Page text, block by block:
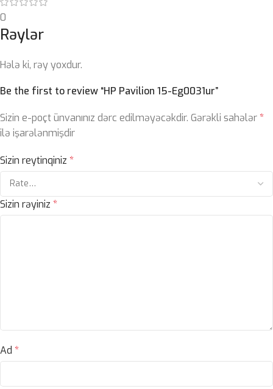
0
Rəylər
Hələ ki, rəy yoxdur.
Be the first to review “HP Pavilion 15-Eg0031ur”
Sizin e-poçt ünvanınız dərc edilməyəcəkdir. Gərəkli sahələr*
ilə işarələnmişdir
Sizin reytinqiniz *
Sizin rəyiniz *
Ad *